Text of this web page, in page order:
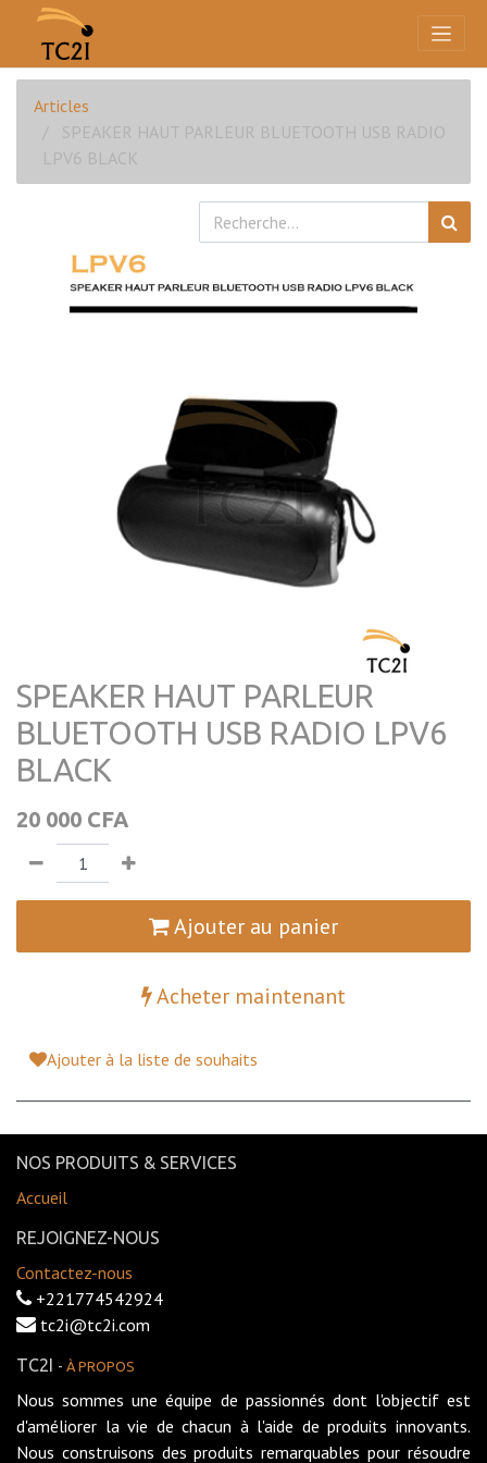
Articles
SPEAKER HAUT PARLEUR BLUETOOTH USB RADIO
LPV6 BLACK
SPEAKER HAUT PARLEUR
BLUETOOTH USB RADIO LPV6
BLACK
20 000 CFA
Ajouter au panier
Acheter maintenant
Ajouter à la liste de souhaits
NOS PRODUITS & SERVICES
Accueil
REJOIGNEZ-NOUS
Contactez-nous
+221774542924
tc2i@tc2i.com
TC2I - À PROPOS
Nous sommes une équipe de passionnés dont l'objectif est
d'améliorer la vie de chacun à l'aide de produits innovants.
Nous construisons des produits remarquables pour résoudre